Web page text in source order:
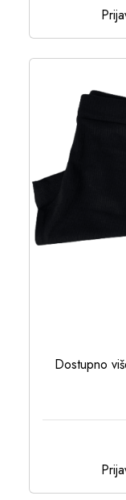
Dostupno